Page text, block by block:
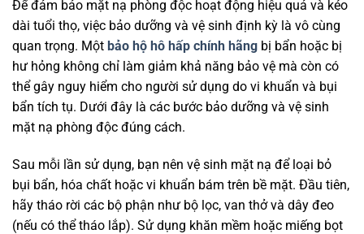
Để đảm bảo mặt nạ phòng độc hoạt động hiệu quả và kéo
dài tuổi thọ, việc bảo dưỡng và vệ sinh định kỳ là vô cùng
quan trọng. Một bảo hộ hô hấp chính hãng bị bẩn hoặc bị
hư hỏng không chỉ làm giảm khả năng bảo vệ mà còn có
thể gây nguy hiểm cho người sử dụng do vi khuẩn và bụi
bẩn tích tụ. Dưới đây là các bước bảo dưỡng và vệ sinh
mặt nạ phòng độc đúng cách.
Sau mỗi lần sử dụng, bạn nên vệ sinh mặt nạ để loại bỏ
bụi bẩn, hóa chất hoặc vi khuẩn bám trên bề mặt. Đầu tiên,
hãy tháo rời các bộ phận như bộ lọc, van thở và dây đeo
(nếu có thể tháo lắp). Sử dụng khăn mềm hoặc miếng bọt